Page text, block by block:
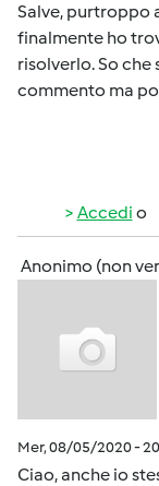
Salve, purtroppo
finalmente ho
risolverlo. So che
commento ma
Accedi o
Anonimo (non
Mer, 08/05/2020 -
Ciao, anche io